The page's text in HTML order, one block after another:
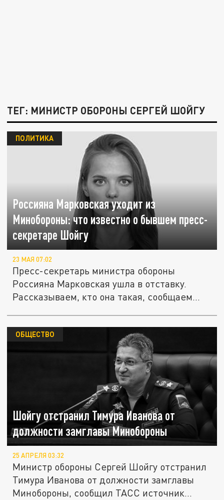
ТЕГ: МИНИСТР ОБОРОНЫ СЕРГЕЙ ШОЙГУ
Россияна Марковская уходит из
Минобороны: что известно о бывшем пресс-
секретаре Шойгу
ПОЛИТИКА
23 МАЯ 07:02
Пресс-секретарь министра обороны
Россияна Марковская ушла в отставку.
Рассказываем, кто она такая, сообщаем...
Шойгу отстранил Тимура Иванова от
должности замглавы Минобороны
ОБЩЕСТВО
25 АПРЕЛЯ 03:32
Министр обороны Сергей Шойгу отстранил
Тимура Иванова от должности замглавы
Минобороны, сообщил ТАСС источник...